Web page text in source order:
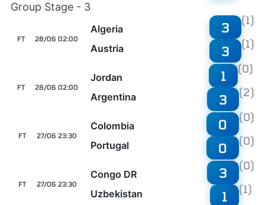
Group Stage - 3
28/06 02:00
FT
Algeria
Austria
3 (1)
3 (1)
28/06 02:00
FT
Jordan
Argentina
1 (0)
3 (2)
27/06 23:30
FT
Colombia
Portugal
0 (0)
0 (0)
27/06 23:30
FT
Congo DR
Uzbekistan
3 (0)
1 (1)